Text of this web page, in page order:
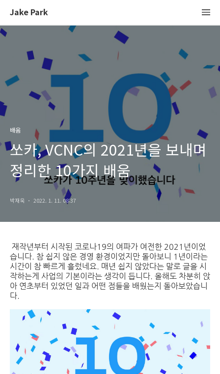
Jake Park
배움
쏘카, VCNC의 2021년을 보내며
정리한 10가지 배움
박재욱 2022. 1. 11. 08:37
재작년부터 시작된 코로나19의 여파가 여전한 2021년이었
습니다. 참 쉽지 않은 경영 환경이었지만 돌아보니 1년이라는
시간이 참 빠르게 흘렀네요. 매년 쉽지 않았다는 말로 글을 시
작하는게 사업의 기본이라는 생각이 듭니다. 올해도 차분히 앉
아 연초부터 있었던 일과 어떤 점들을 배웠는지 돌아보았습니
다.